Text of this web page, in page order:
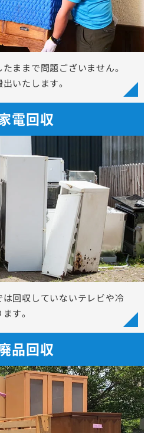
ままで問題ございません。
いたします。
電回収
回収していないテレビや冷
す。
品回収